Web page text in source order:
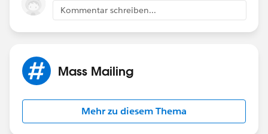
Kommentar schreiben...
Mass Mailing
Mehr zu diesem Thema